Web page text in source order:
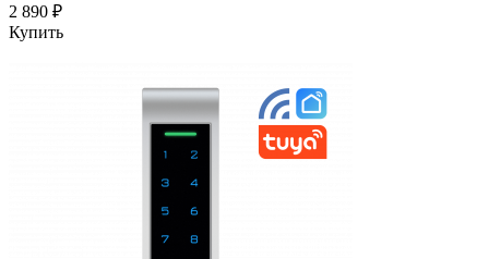
2 890 ₽
Купить